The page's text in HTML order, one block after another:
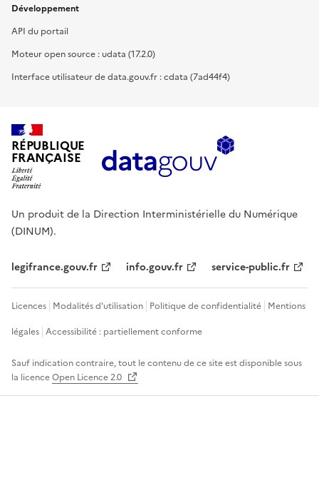
Développement
API du portail
Moteur open source : udata (17.2.0)
Interface utilisateur de data.gouv.fr : cdata (7ad44f4)
RÉPUBLIQUE
FRANÇAISE
Un produit de la Direction Interministérielle du Numérique
(DINUM).
legifrance.gouv.fr info.gouv.fr service-public.fr
Licences Modalités d'utilisation Politique de confidentialité Mentions
légales Accessibilité : partiellement conforme
Sauf indication contraire, tout le contenu de ce site est disponible sous
la licenceOpen Licence 2.0